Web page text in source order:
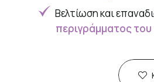
Βελτίωση και
περιγράμματος